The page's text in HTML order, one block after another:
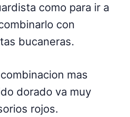
como para ir a
con
bucaneras.
mas
dorado va muy
rojos.